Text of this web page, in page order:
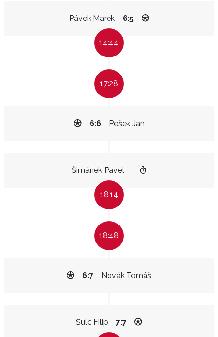
Pávek Marek 6:5
14:44
17:28
Pešek Jan
6:6
Šimánek Pavel
18:14
18:48
Novák Tomáš
6:7
Šulc Filip 7:7